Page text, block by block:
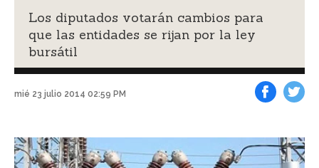
Los diputados votarán cambios para
que las entidades se rijan por la ley
bursátil
mié 23 julio 2014 02:59 PM